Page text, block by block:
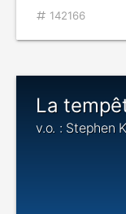
142166
La
v.o. : Stephen